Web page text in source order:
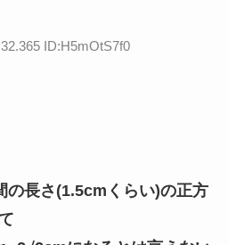
ID:H5mOtS7f0
長さ(1.5cmくらい)の正方